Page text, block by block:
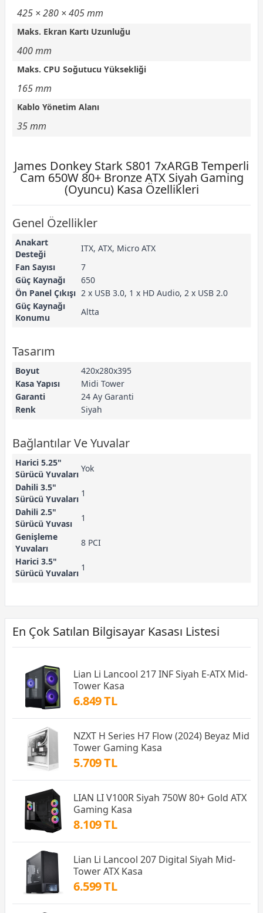
425 × 280 × 405 mm
Maks. Ekran Kartı Uzunluğu
400 mm
Maks. CPU Soğutucu Yüksekliği
165 mm
Kablo Yönetim Alanı
35 mm
James Donkey Stark S801 7xARGB Temperli
Cam 650W 80+ Bronze ATX Siyah Gaming
(Oyuncu) Kasa Özellikleri
Genel Özellikler
Anakart
Desteği
ITX, ATX, Micro ATX
Fan Sayısı
7
Güç Kaynağı
650
Ön Panel Çıkışı 2 x USB 3.0, 1 x HD Audio, 2 x USB 2.0
Güç Kaynağı
Konumu
Altta
Tasarım
Boyut
420x280x395
Kasa Yapısı
Midi Tower
Garanti
24 Ay Garanti
Renk
Siyah
Bağlantılar Ve Yuvalar
Harici 5.25"
Sürücü Yuvaları
Yok
Dahili 3.5"
Sürücü Yuvaları
1
Dahili 2.5"
Sürücü Yuvası
1
Genişleme
Yuvaları
8 PCI
Harici 3.5"
Sürücü Yuvaları
1
En Çok Satılan Bilgisayar Kasası Listesi
Lian Li Lancool 217 INF Siyah E-ATX Mid-
Tower Kasa
6.849 TL
NZXT H Series H7 Flow (2024) Beyaz Mid
Tower Gaming Kasa
5.709 TL
LIAN LI V100R Siyah 750W 80+ Gold ATX
Gaming Kasa
8.109 TL
Lian Li Lancool 207 Digital Siyah Mid-
Tower ATX Kasa
6.599 TL